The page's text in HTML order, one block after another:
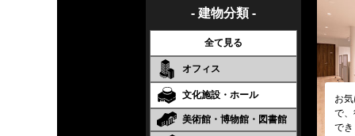
- 建物分類 -
全て見る
オフィス
文化施設・ホール
美術館・博物館・図書館
お
で
で